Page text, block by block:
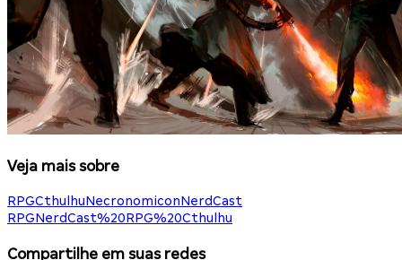
Veja mais sobre
RPGCthulhuNecronomiconNerdCast
RPGNerdCast%20RPG%20Cthulhu
Compartilhe em suas redes